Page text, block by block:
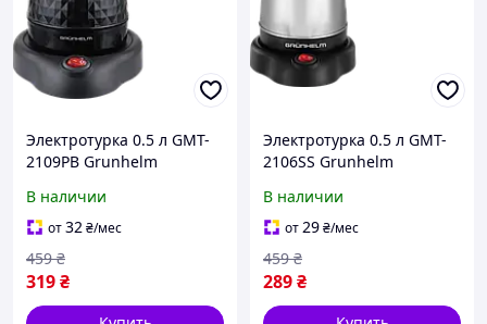
Электротурка 0.5 л GMT-
2109PB Grunhelm
В наличии
от32₴/мес
319₴
459 ₴
Электротурка 0.5 л GMT-
2106SS Grunhelm
В наличии
от29₴/мес
289₴
459 ₴